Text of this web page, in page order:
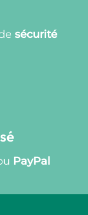
sécurité
PayPal